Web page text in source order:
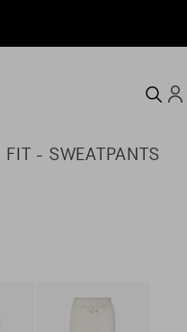
erhalten
FIT - SWEATPANTS